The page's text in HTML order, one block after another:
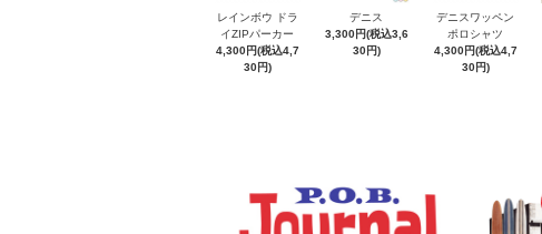
レインボウ ドラ
イZIPパーカー
4,300円(税込4,7
30円)
デニス
3,300円(税込3,6
30円)
デニスワッペン
ポロシャツ
4,300円(税込4,7
30円)